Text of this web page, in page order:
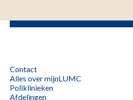
Contact
Alles over mijnLUMC
Poliklinieken
Afdelingen